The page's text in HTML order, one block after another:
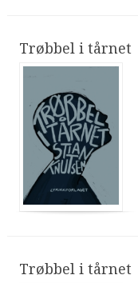
Trøbbel i tårnet
Trøbbel i tårnet